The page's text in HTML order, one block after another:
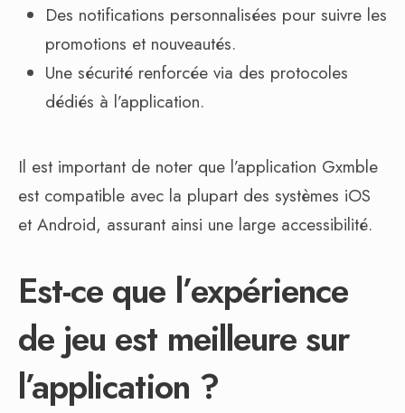
Des notifications personnalisées pour suivre les
promotions et nouveautés.
Une sécurité renforcée via des protocoles
dédiés à l’application.
Il est important de noter que l’application Gxmble
est compatible avec la plupart des systèmes iOS
et Android, assurant ainsi une large accessibilité.
Est-ce que l’expérience
de jeu est meilleure sur
l’application ?